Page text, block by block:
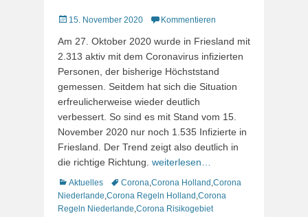
Veröffentlicht
15. November 2020 Kommentieren
Am 27. Oktober 2020 wurde in Friesland mit
2.313 aktiv mit dem Coronavirus infizierten
Personen, der bisherige Höchststand
gemessen. Seitdem hat sich die Situation
erfreulicherweise wieder deutlich
verbessert. So sind es mit Stand vom 15.
November 2020 nur noch 1.535 Infizierte in
Friesland. Der Trend zeigt also deutlich in
die richtige Richtung. weiterlesen…
Kategorien
Aktuelles Schlagworte
Corona Corona Holland Corona
Niederlande Corona Regeln Holland Corona
Regeln Niederlande Corona Risikogebiet